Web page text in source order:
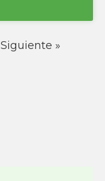
Siguiente »